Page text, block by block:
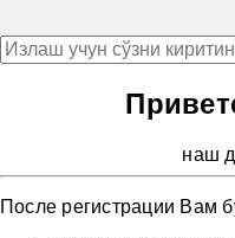
наш
После регистрации Вам